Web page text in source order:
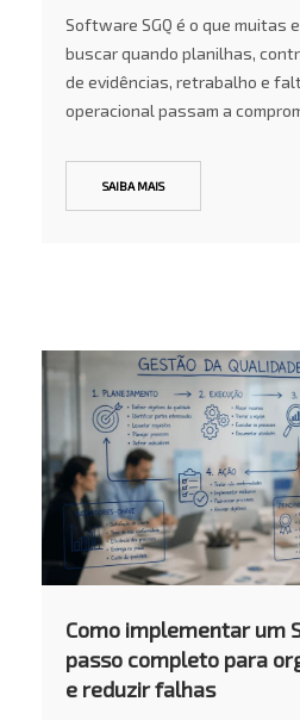
Software SGQ é o que muitas
buscar quando planilhas,
de evidências, retrabalho e
operacional passam a
SAIBA MAIS
Como implementar um
passo completo para
e reduzir falhas